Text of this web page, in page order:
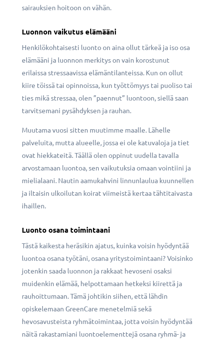
sairauksien hoitoon on vähän.
Luonnon vaikutus elämääni
Henkilökohtaisesti luonto on aina ollut tärkeä ja iso osa
elämääni ja luonnon merkitys on vain korostunut
erilaissa stressaavissa elämäntilanteissa. Kun on ollut
kiire töissä tai opinnoissa, kun työttömyys tai puoliso tai
ties mikä stressaa, olen ”paennut” luontoon, siellä saan
tarvitsemani pysähdyksen ja rauhan.
Muutama vuosi sitten muutimme maalle. Lähelle
palveluita, mutta alueelle, jossa ei ole katuvaloja ja tiet
ovat hiekkateitä. Täällä olen oppinut uudella tavalla
arvostamaan luontoa, sen vaikutuksia omaan vointiini ja
mielialaani. Nautin aamukahvini linnunlaulua kuunnellen
ja iltaisin ulkoilutan koirat viimeistä kertaa tähtitaivasta
ihaillen.
Luonto osana toimintaani
Tästä kaikesta heräsikin ajatus, kuinka voisin hyödyntää
luontoa osana työtäni, osana yritystoimintaani? Voisinko
jotenkin saada luonnon ja rakkaat hevoseni osaksi
muidenkin elämää, helpottamaan hetkeksi kiirettä ja
rauhoittumaan. Tämä johtikin siihen, että lähdin
opiskelemaan GreenCare menetelmiä sekä
hevosavusteista ryhmätoimintaa, jotta voisin hyödyntää
näitä rakastamiani luontoelementtejä osana ryhmä- ja